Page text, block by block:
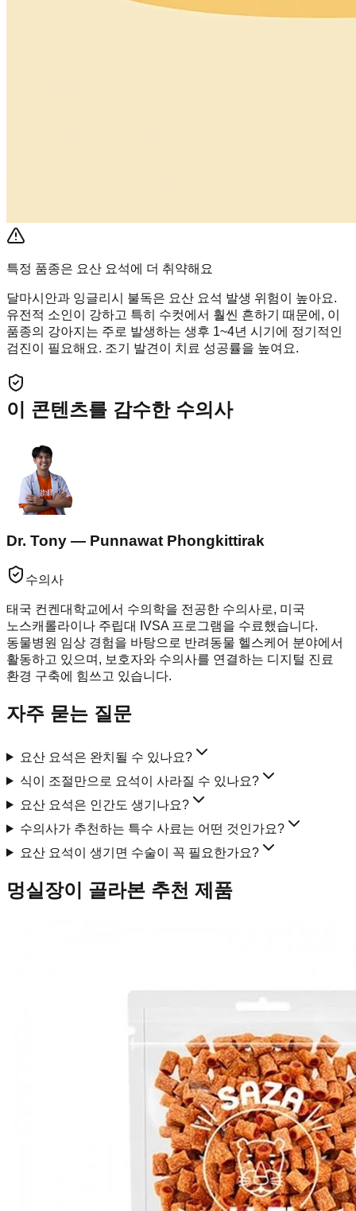
특정 품종은 요산 요석에 더 취약해요
달마시안과 잉글리시 불독은 요산 요석 발생 위험이 높아요.
유전적 소인이 강하고 특히 수컷에서 훨씬 흔하기 때문에, 이
품종의 강아지는 주로 발생하는 생후 1~4년 시기에 정기적인
검진이 필요해요. 조기 발견이 치료 성공률을 높여요.
이 콘텐츠를 감수한 수의사
Dr. Tony — Punnawat Phongkittirak
수의사
태국 컨켄대학교에서 수의학을 전공한 수의사로, 미국
노스캐롤라이나 주립대 IVSA 프로그램을 수료했습니다.
동물병원 임상 경험을 바탕으로 반려동물 헬스케어 분야에서
활동하고 있으며, 보호자와 수의사를 연결하는 디지털 진료
환경 구축에 힘쓰고 있습니다.
자주 묻는 질문
요산 요석은 완치될 수 있나요?
식이 조절만으로 요석이 사라질 수 있나요?
요산 요석은 인간도 생기나요?
수의사가 추천하는 특수 사료는 어떤 것인가요?
요산 요석이 생기면 수술이 꼭 필요한가요?
멍실장이 골라본 추천 제품